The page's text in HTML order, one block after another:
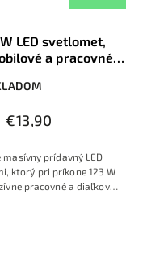
LED svetlomet,
a pracovné
€13,90
masívny prídavný LED
ktorý pri príkone 123 W
pracovné a diaľkové